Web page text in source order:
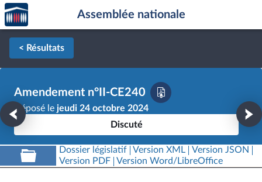
Aller au contenu
Aller en bas de la page
Accèder
à la
page
d'accueil
Assemblée nationale
< Résultats
Amendement n°II-CE240
Déposé le jeudi 24 octobre 2024
Discuté
Dossier législatif Version XML
Version JSON
Version PDF
Version Word/LibreOffice